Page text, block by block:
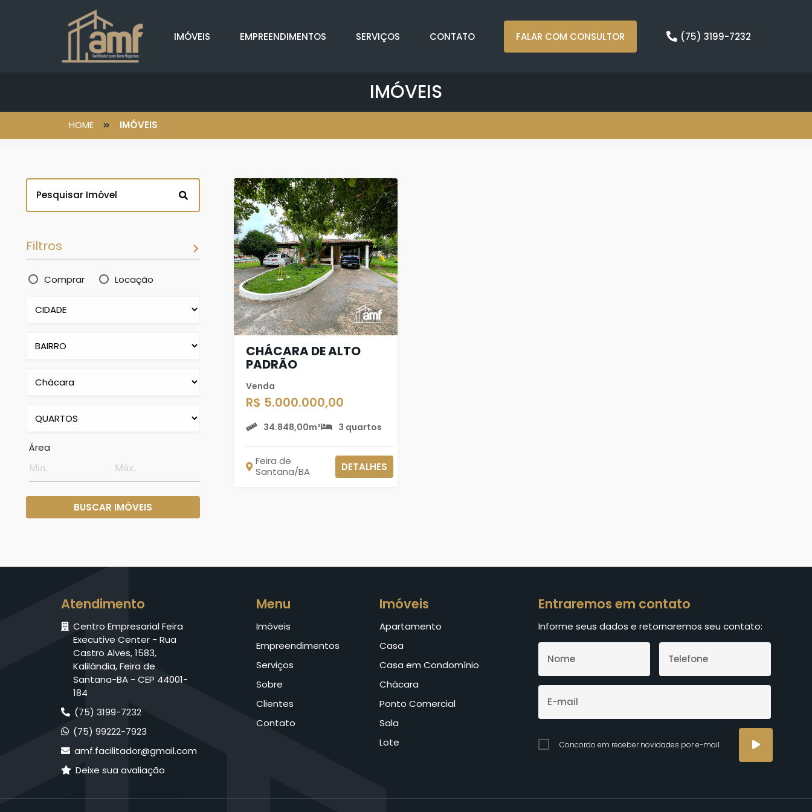
IMÓVEIS EMPREENDIMENTOS SERVIÇOS CONTATO FALAR COM CONSULTOR (75) 3199-7232
IMÓVEIS
HOME IMÓVEIS
Filtros
Comprar Locação
Área
BUSCAR IMÓVEIS
CHÁCARA DE ALTO
PADRÃO
Venda
R$ 5.000.000,00
34.848,00m² 3 quartos
Feira de
Santana/BA
DETALHES
Atendimento
Centro Empresarial Feira
Executive Center - Rua
Castro Alves, 1583,
Kalilândia, Feira de
Santana-BA - CEP 44001-
184
(75) 3199-7232
(75) 99222-7923
amf.facilitador@gmail.com
Deixe sua avaliação
Menu
Imóveis
Empreendimentos
Serviços
Sobre
Clientes
Contato
Imóveis
Apartamento
Casa
Casa em Condomínio
Chácara
Ponto Comercial
Sala
Lote
Entraremos em contato
Informe seus dados e retornaremos seu contato:
Concordo em receber novidades por e-mail